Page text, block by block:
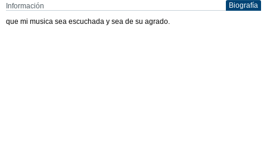
Información
Biografía
que mi musica sea escuchada y sea de su agrado.